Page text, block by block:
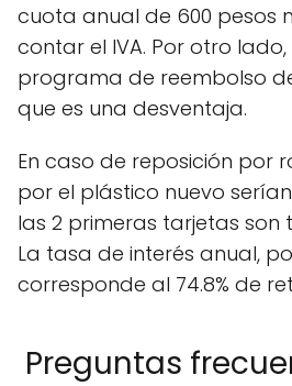
cuota anual de 600 pesos
contar el IVA. Por otro
programa de reembolso
que es una desventaja.
En caso de reposición por
por el plástico nuevo
las 2 primeras tarjetas son
La tasa de interés anual,
corresponde al 74.8% de
Preguntas